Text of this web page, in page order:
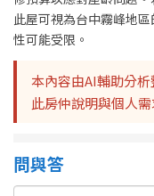
此屋可視為台中霧峰地
性可能受限。
本內容由AI輔助分
此房仲說明與個人需
問與答